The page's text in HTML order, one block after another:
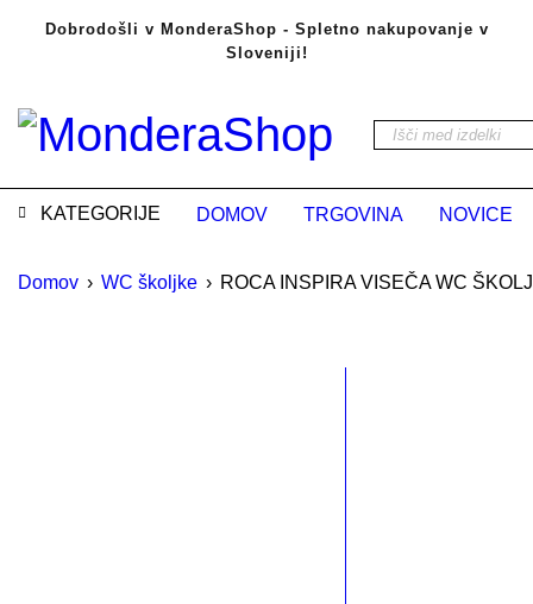
Dobrodošli v MonderaShop - Spletno nakupovanje v
Sloveniji!
KATEGORIJE DOMOV TRGOVINA NOVICE
Domov › WC školjke › ROCA INSPIRA VISEČA WC